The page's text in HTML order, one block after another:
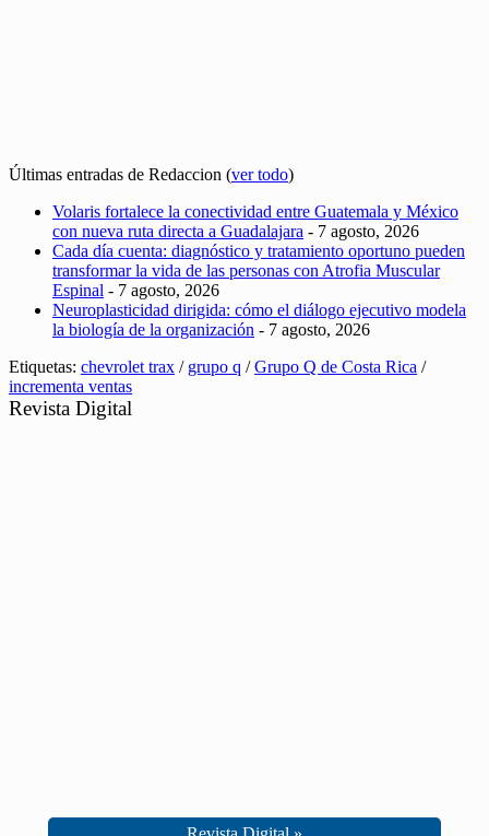
Últimas entradas de Redaccion (ver todo)
Volaris fortalece la conectividad entre Guatemala y México
con nueva ruta directa a Guadalajara - 7 agosto, 2026
Cada día cuenta: diagnóstico y tratamiento oportuno pueden
transformar la vida de las personas con Atrofia Muscular
Espinal - 7 agosto, 2026
Neuroplasticidad dirigida: cómo el diálogo ejecutivo modela
la biología de la organización - 7 agosto, 2026
Etiquetas: chevrolet trax / grupo q /Grupo Q de Costa Rica /
incrementa ventas
Revista Digital